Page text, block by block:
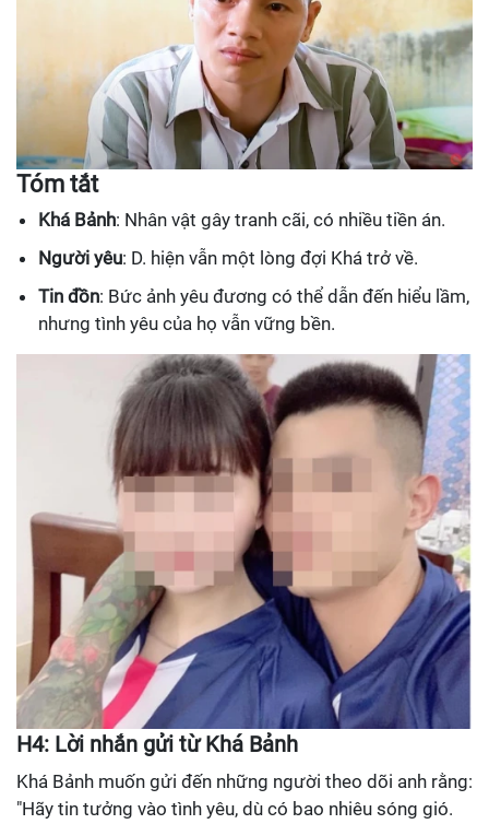
Tóm tắt
Khá Bảnh: Nhân vật gây tranh cãi, có nhiều tiền án.
Người yêu: D. hiện vẫn một lòng đợi Khá trở về.
Tin đồn: Bức ảnh yêu đương có thể dẫn đến hiểu lầm,
nhưng tình yêu của họ vẫn vững bền.
H4: Lời nhắn gửi từ Khá Bảnh
Khá Bảnh muốn gửi đến những người theo dõi anh rằng:
"Hãy tin tưởng vào tình yêu, dù có bao nhiêu sóng gió.